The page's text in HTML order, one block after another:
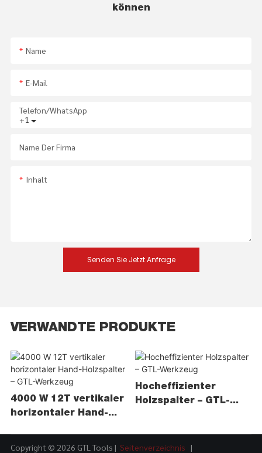
können
Name
E-Mail
+1
Telefon/WhatsApp
Name Der Firma
Inhalt
Senden Sie Jetzt Anfrage
VERWANDTE PRODUKTE
4000 W 12T vertikaler
horizontaler Hand-
Hocheffizienter
Holzspalter – GTL-
Copyright © 2026 GTL Tools | Seitenverzeichnis |